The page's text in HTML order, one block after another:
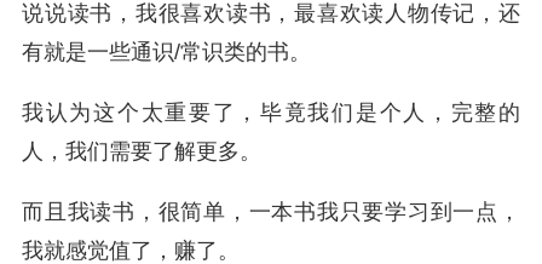
说说读书，我很喜欢读书，最喜欢读人物传记，还
有就是一些通识/常识类的书。
我认为这个太重要了，毕竟我们是个人，完整的
人，我们需要了解更多。
而且我读书，很简单，一本书我只要学习到一点，
我就感觉值了，赚了。